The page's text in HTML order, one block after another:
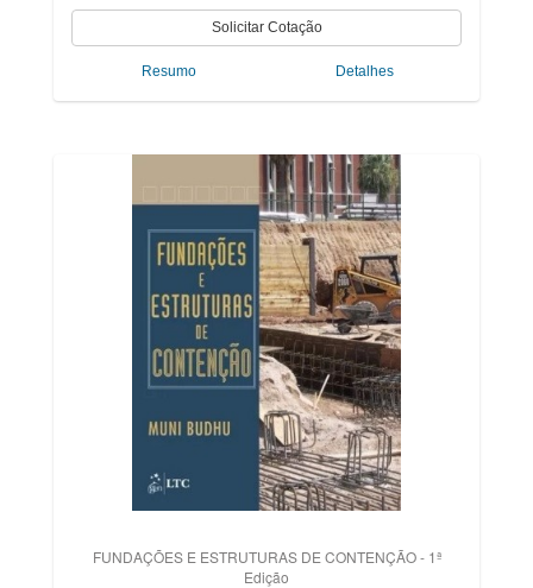
Resumo Detalhes
FUNDAÇÕES E ESTRUTURAS DE CONTENÇÃO - 1ª
Edição